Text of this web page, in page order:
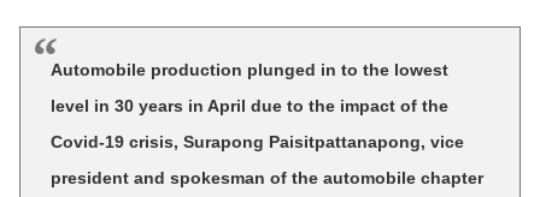
Automobile production plunged in to the lowest
level in 30 years in April due to the impact of the
Covid-19 crisis, Surapong Paisitpattanapong, vice
president and spokesman of the automobile chapter